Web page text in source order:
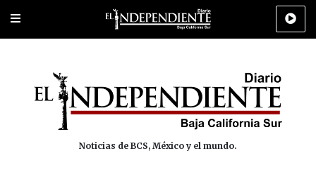
Portada Los Cabos Policiaca Deportes Cultura
Noticias de BCS, México y el mundo.